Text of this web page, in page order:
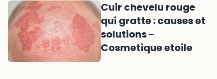
Cuir chevelu rouge
qui gratte : causes et
solutions -
Cosmetique etoile